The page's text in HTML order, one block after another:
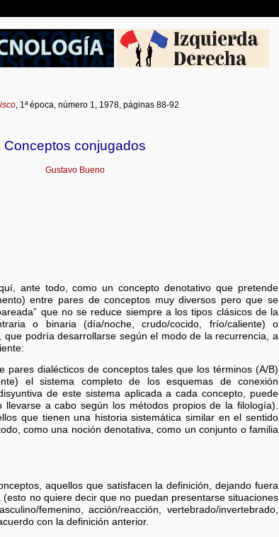
, 1ª época, número 1, 1978, páginas 88-92
Conceptos conjugados
Gustavo Bueno
ante todo, como un concepto denotativo que pretende
entre pares de conceptos muy diversos pero que se
que no se reduce siempre a los tipos clásicos de la
o binaria (día/noche, crudo/cocido, frío/caliente) o
podría desarrollarse según el modo de la recurrencia, a
pares dialécticos de conceptos tales que los términos (A/B)
el sistema completo de los esquemas de conexión
de este sistema aplicada a cada concepto, puede
a cabo según los métodos propios de la filología).
que tienen una historia sistemática similar en el sentido
como una noción denotativa, como un conjunto o familia
aquellos que satisfacen la definición, dejando fuera
no quiere decir que no puedan presentarse situaciones
femenino, acción/reacción, vertebrado/invertebrado,
con la definición anterior.